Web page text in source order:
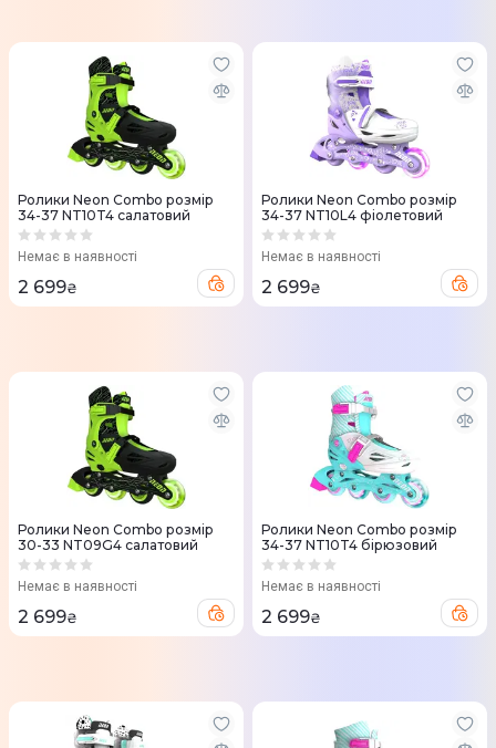
Ролики Neon Combo розмір
34-37 NT10T4 салатовий
Немає в наявності
2 699₴
Ролики Neon Combo розмір
34-37 NT10L4 фіолетовий
Немає в наявності
2 699₴
Ролики Neon Combo розмір
30-33 NT09G4 салатовий
Немає в наявності
2 699₴
Ролики Neon Combo розмір
34-37 NT10T4 бірюзовий
Немає в наявності
2 699₴